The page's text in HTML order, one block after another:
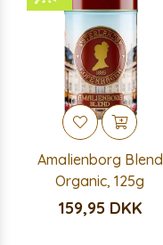
Amalienborg Blend
Organic, 125g
159,95 DKK